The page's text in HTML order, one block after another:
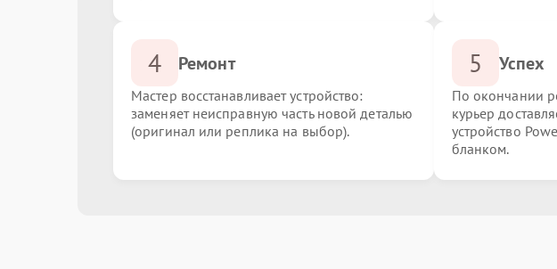
4 Ремонт
Мастер восстанавливает устройство:
заменяет неисправную часть новой деталью
(оригинал или реплика на выбор).
5 Успех
По окончании
курьер
устройство
бланком.